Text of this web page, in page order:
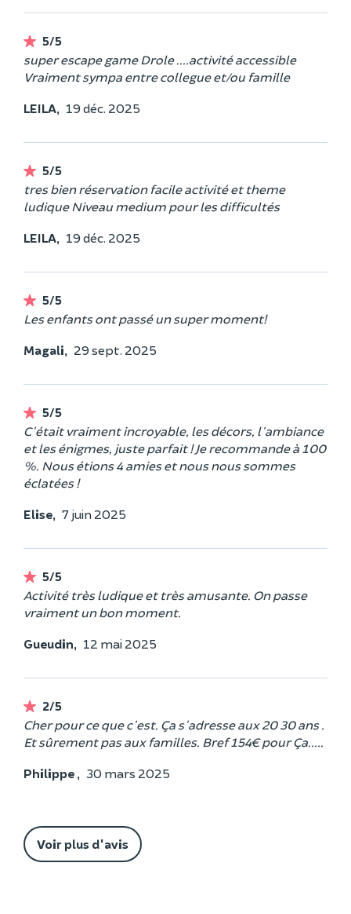
5/5
super escape game Drole ....activité accessible
Vraiment sympa entre collegue et/ou famille
LEILA, 19 déc. 2025
5/5
tres bien réservation facile activité et theme
ludique Niveau medium pour les difficultés
LEILA, 19 déc. 2025
5/5
Les enfants ont passé un super moment!
Magali, 29 sept. 2025
5/5
C'était vraiment incroyable, les décors, l'ambiance
et les énigmes, juste parfait ! Je recommande à 100
%. Nous étions 4 amies et nous nous sommes
éclatées !
Elise, 7 juin 2025
5/5
Activité très ludique et très amusante. On passe
vraiment un bon moment.
Gueudin, 12 mai 2025
2/5
Cher pour ce que c'est. Ça s'adresse aux 20 30 ans .
Et sûrement pas aux familles. Bref 154€ pour Ça.....
Philippe , 30 mars 2025
Voir plus d'avis